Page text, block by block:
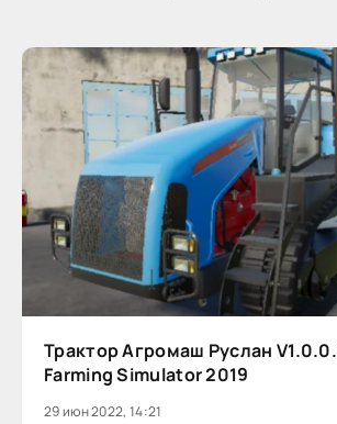
Трактор Агромаш Руслан
Farming Simulator 2019
29 июн 2022, 14:21